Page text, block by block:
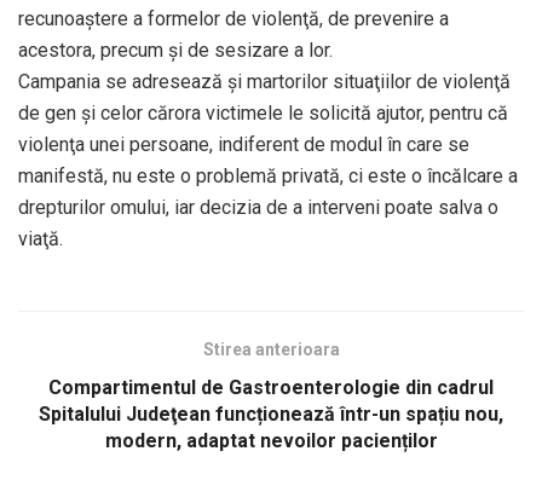
recunoaştere a formelor de violenţă, de prevenire a
acestora, precum şi de sesizare a lor.
Campania se adresează şi martorilor situaţiilor de violenţă
de gen şi celor cărora victimele le solicită ajutor, pentru că
violenţa unei persoane, indiferent de modul în care se
manifestă, nu este o problemă privată, ci este o încălcare a
drepturilor omului, iar decizia de a interveni poate salva o
viaţă.
Stirea anterioara
Compartimentul de Gastroenterologie din cadrul
Spitalului Judeţean funcționează într-un spațiu nou,
modern, adaptat nevoilor pacienților